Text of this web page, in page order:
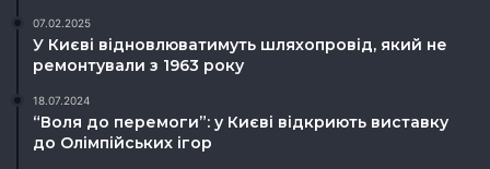
07.02.2025
У Києві відновлюватимуть шляхопровід, який не
ремонтували з 1963 року
18.07.2024
“Воля до перемоги”: у Києві відкриють виставку
до Олімпійських ігор